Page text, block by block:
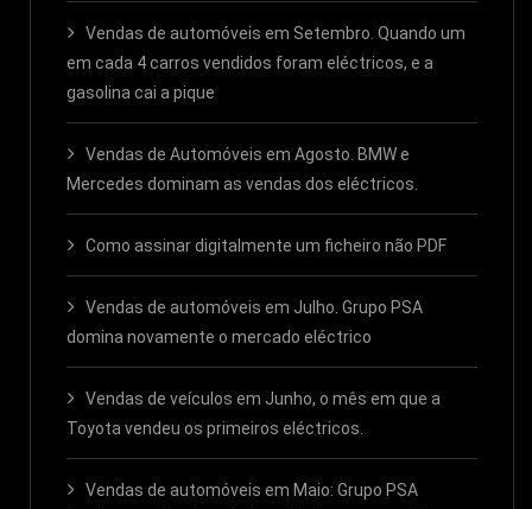
Vendas de automóveis em Setembro. Quando um
em cada 4 carros vendidos foram eléctricos, e a
gasolina cai a pique
Vendas de Automóveis em Agosto. BMW e
Mercedes dominam as vendas dos eléctricos.
Como assinar digitalmente um ficheiro não PDF
Vendas de automóveis em Julho. Grupo PSA
domina novamente o mercado eléctrico
Vendas de veículos em Junho, o mês em que a
Toyota vendeu os primeiros eléctricos.
Vendas de automóveis em Maio: Grupo PSA